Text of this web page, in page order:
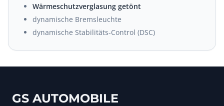
Wärmeschutzverglasung getönt
dynamische Bremsleuchte
dynamische Stabilitäts-Control (DSC)
GS AUTOMOBILE